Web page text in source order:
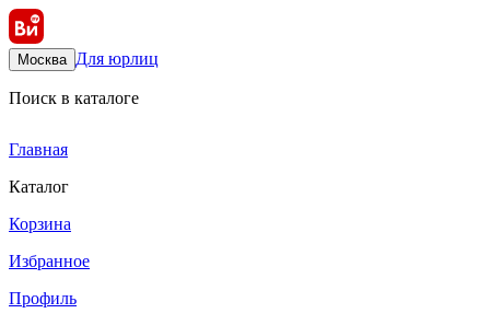
Москва Для юрлиц
Поиск в каталоге
Главная
Каталог
Корзина
Избранное
Профиль